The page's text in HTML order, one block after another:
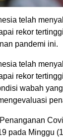
telah
rekor
pandemi ini.
telah
rekor
wabah
pada Minggu